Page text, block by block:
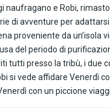
naufragano e Robi,
di avventure per
proveniente da un’isola
del periodo di
tutti presso la tribù, i due
si vede affidare Venerdì
con un piccione